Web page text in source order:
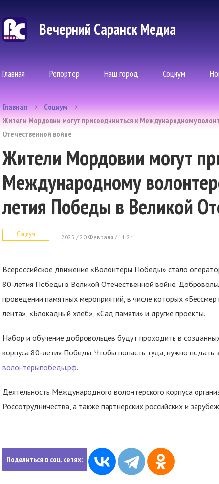
Вечерний Саранск Mедиа
Главная Репортер Наш город Социум
Главная
Социум
Жители Мордовии могут присоединиться к Международному
Отечественной войне
Жители Мордовии могут
Международному
летия Победы в Великой
Социум 2025 / 20 Февраля / 11:24
Всероссийское движение «Волонтеры Победы» стало
80-летия Победы в Великой Отечественной войне.
проведении памятных мероприятий, в числе которых
лента», «Блокадный хлеб», «Сад памяти» и другие проекты.
Набор и обучение добровольцев будут проходить в
корпуса 80-летия Победы. Чтобы попасть туда, нужно подать
волонтерыпобеды.рф.
Деятельность Международного волонтерского корпуса
Россотрудничества, а также партнерских российских и
Поделиться в соц. сетях: